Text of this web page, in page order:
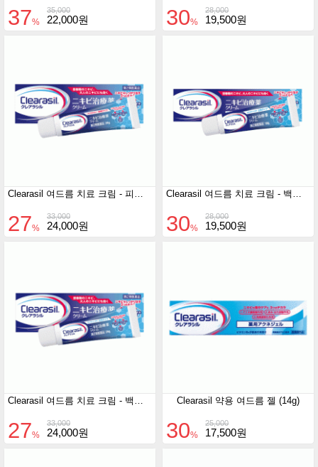
35,000
37% 22,000원
28,000
30% 19,500원
Clearasil 여드름 치료 크림 - 피부색 타입 (28g)
33,000
27% 24,000원
Clearasil 여드름 치료 크림 - 백색 타입 (18g)
28,000
30% 19,500원
33,000
27% 24,000원
Clearasil 약용 여드름 젤 (14g)
25,000
30% 17,500원